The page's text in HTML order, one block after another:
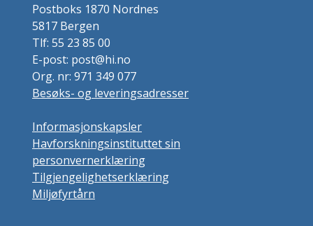
Postboks 1870 Nordnes
5817 Bergen
Tlf: 55 23 85 00
E-post: post@hi.no
Org. nr: 971 349 077
Besøks- og leveringsadresser
Informasjonskapsler
Havforskningsinstituttet sin
personvernerklæring
Tilgjengelighetserklæring
Miljøfyrtårn